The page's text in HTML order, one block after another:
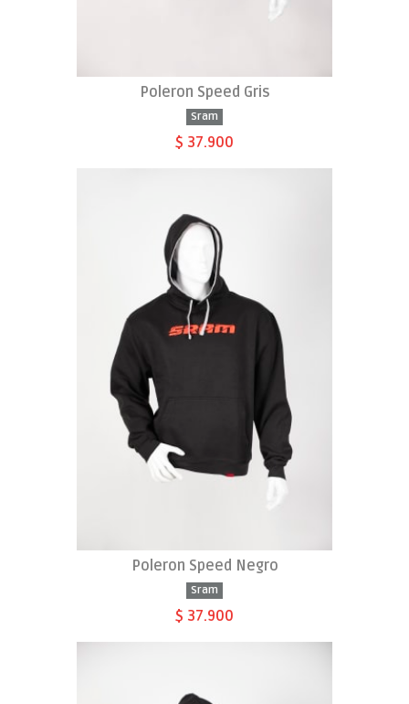
Poleron Speed Gris
Sram
$ 37.900
Poleron Speed Negro
Sram
$ 37.900